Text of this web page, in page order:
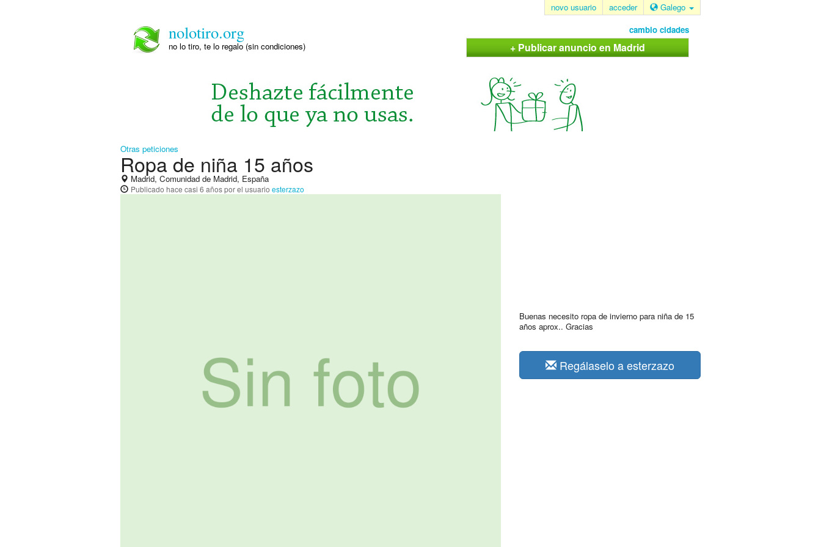
novo usuario acceder Galego
nolotiro.org
no lo tiro, te lo regalo (sin condiciones)
cambio cidades
+ Publicar anuncio en Madrid
Otras peticiones
Ropa de niña 15 años
Madrid, Comunidad de Madrid, España
Publicado hace casi 6 añospor el usuario esterzazo
Buenas necesito ropa de invierno para niña de 15
años aprox.. Gracias
Regálaselo a esterzazo